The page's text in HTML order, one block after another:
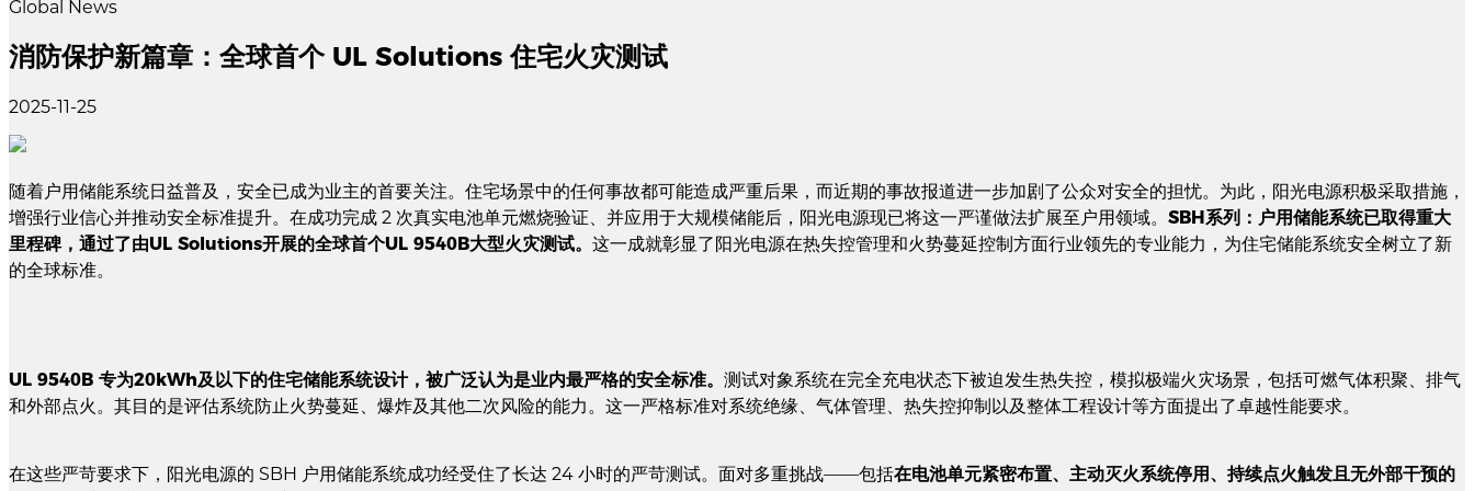
Global News
消防保护新篇章：全球首个 UL Solutions 住宅火灾测试
2025-11-25
随着户用储能系统日益普及，安全已成为业主的首要关注。住宅场景中的任何事故都可能造成严重后果，而近期的事故报道进一步加剧了公众对安全的担忧。为此，阳光电源积极采取措施，
增强行业信心并推动安全标准提升。在成功完成 2 次真实电池单元燃烧验证、并应用于大规模储能后，阳光电源现已将这一严谨做法扩展至户用领域。 SBH系列：户用储能系统已取得重大
里程碑，通过了由UL Solutions开展的全球首个UL 9540B大型火灾测试。 这一成就彰显了阳光电源在热失控管理和火势蔓延控制方面行业领先的专业能力，为住宅储能系统安全树立了新
的全球标准。
UL 9540B 专为20kWh及以下的住宅储能系统设计，被广泛认为是业内最严格的安全标准。 测试对象系统在完全充电状态下被迫发生热失控，模拟极端火灾场景，包括可燃气体积聚、排气
和外部点火。其目的是评估系统防止火势蔓延、爆炸及其他二次风险的能力。这一严格标准对系统绝缘、气体管理、热失控抑制以及整体工程设计等方面提出了卓越性能要求。
在这些严苛要求下，阳光电源的 SBH 户用储能系统成功经受住了长达 24 小时的严苛测试。面对多重挑战——包括在电池单元紧密布置、主动灭火系统停用、持续点火触发且无外部干预的